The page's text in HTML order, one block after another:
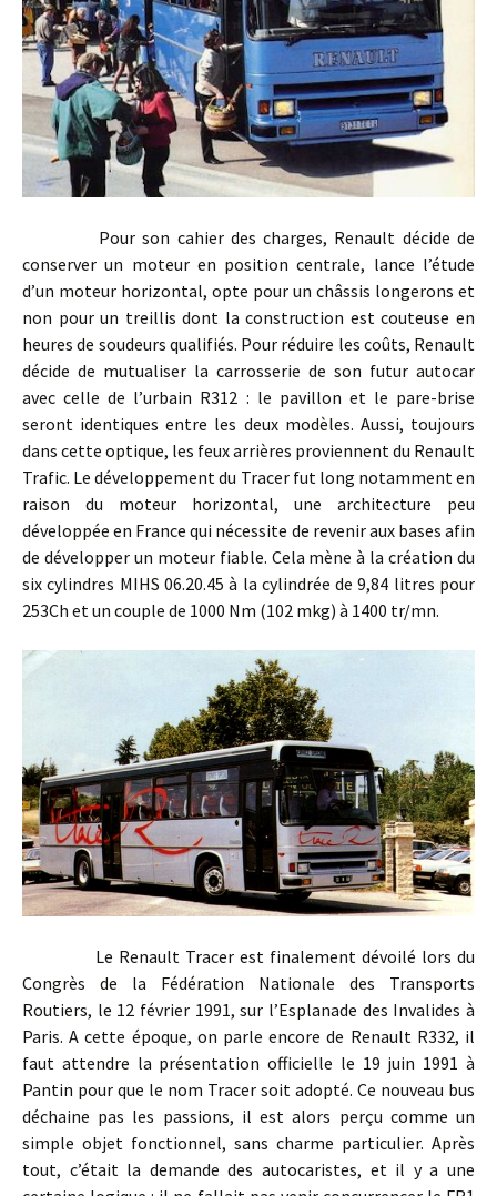
Pour son cahier des charges, Renault décide de
conserver un moteur en position centrale, lance l’étude
d’un moteur horizontal, opte pour un châssis longerons et
non pour un treillis dont la construction est couteuse en
heures de soudeurs qualifiés. Pour réduire les coûts, Renault
décide de mutualiser la carrosserie de son futur autocar
avec celle de l’urbain R312 : le pavillon et le pare-brise
seront identiques entre les deux modèles. Aussi, toujours
dans cette optique, les feux arrières proviennent du Renault
Trafic. Le développement du Tracer fut long notamment en
raison du moteur horizontal, une architecture peu
développée en France qui nécessite de revenir aux bases afin
de développer un moteur fiable. Cela mène à la création du
six cylindres MIHS 06.20.45 à la cylindrée de 9,84 litres pour
253Ch et un couple de 1000 Nm (102 mkg) à 1400 tr/mn.
Le Renault Tracer est finalement dévoilé lors du
Congrès de la Fédération Nationale des Transports
Routiers, le 12 février 1991, sur l’Esplanade des Invalides à
Paris. A cette époque, on parle encore de Renault R332, il
faut attendre la présentation officielle le 19 juin 1991 à
Pantin pour que le nom Tracer soit adopté. Ce nouveau bus
déchaine pas les passions, il est alors perçu comme un
simple objet fonctionnel, sans charme particulier. Après
tout, c’était la demande des autocaristes, et il y a une